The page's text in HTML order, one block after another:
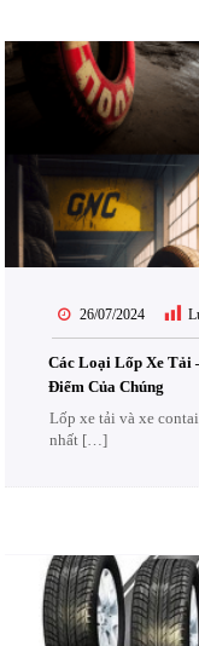
26/07/2024
Các Loại Lốp Xe Tải
Điểm Của Chúng
Lốp xe tải và xe
nhất […]